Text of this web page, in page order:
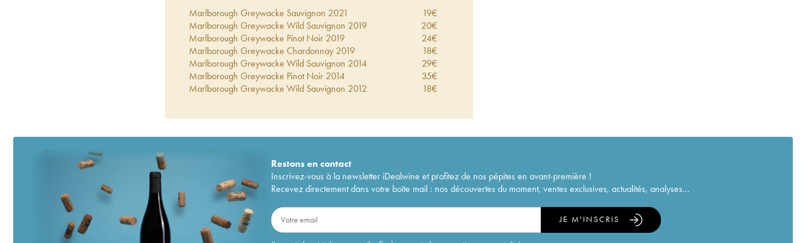
Marlborough Greywacke Sauvignon 2021 19€
Marlborough Greywacke Wild Sauvignon 2019 20€
Marlborough Greywacke Pinot Noir 2019 24€
Marlborough Greywacke Chardonnay 2019 18€
Marlborough Greywacke Wild Sauvignon 2014 29€
Marlborough Greywacke Pinot Noir 2014 35€
Marlborough Greywacke Wild Sauvignon 2012 18€
Restons encontact
Inscrivez-vous à la newsletter iDealwine et profitez de nos pépites en avant-première !
Recevez directement dans votre boîte mail : nos découvertes du moment, ventes exclusives, actualités, analyses...
JE M'INSCRIS